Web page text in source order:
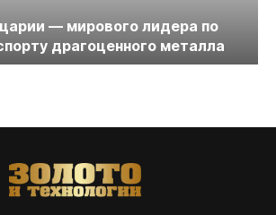
— мирового лидера по
драгоценного металла